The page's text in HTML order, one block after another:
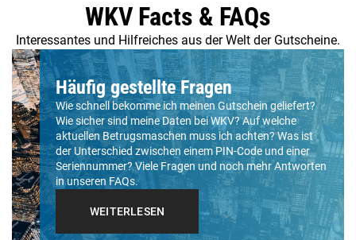
WKV Facts & FAQs
Interessantes und Hilfreiches aus der Welt der Gutscheine.
Häufig gestellte Fragen
Wie schnell bekomme ich meinen Gutschein geliefert?
Wie sicher sind meine Daten bei WKV? Auf welche
aktuellen Betrugsmaschen muss ich achten? Was ist
der Unterschied zwischen einem PIN-Code und einer
Seriennummer? Viele Fragen und noch mehr Antworten
in unseren FAQs.
WEITERLESEN